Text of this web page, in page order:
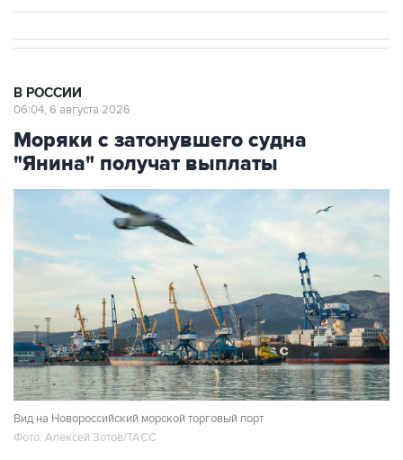
В РОССИИ
06:04, 6 августа 2026
Моряки с затонувшего судна
"Янина" получат выплаты
Вид на Новороссийский морской торговый порт
Фото: Алексей Зотов/ТАСС